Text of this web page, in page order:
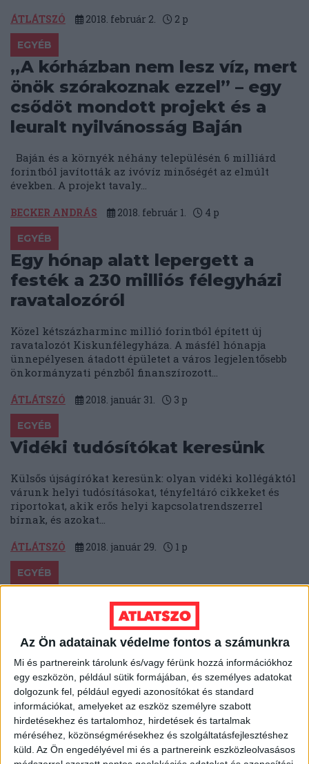
Az Ön adatainak védelme fontos a számunkra
Mi és partnereink tárolunk és/vagy férünk hozzá információkhoz
egy eszközön, például sütik formájában, és személyes adatokat
dolgozunk fel, például egyedi azonosítókat és standard
információkat, amelyeket az eszköz személyre szabott
hirdetésekhez és tartalomhoz, hirdetések és tartalmak
méréséhez, közönségmérésekhez és szolgáltatásfejlesztéshez
küld. Az Ön engedélyével mi és a partnereink eszközleolvasásos
ÁTLÁTSZÓ 2018. február 2. 2 p
EGYÉB
„A kórházban nem lesz víz, mert
önök szórakoznak ezzel” – egy
csődöt mondott projekt és a
leuralt nyilvánosság Baján
Baján és a környék néhány településén 6 milliárd
forintból javították az ivóvíz minőségét az elmúlt
években. A projekt tavaly...
BECKER ANDRÁS 2018. február 1. 4 p
EGYÉB
Egy hónap alatt lepergett a
festék a 230 milliós félegyházi
ravatalozóról
Közel kétszázharminc millió forintból épített új
ravatalozót Kiskunfélegyháza. A másfél hónapja
ünnepélyesen átadott épületet a város legjelentősebb
önkormányzati pénzből finanszírozott...
ÁTLÁTSZÓ 2018. január 31. 3 p
EGYÉB
Vidéki tudósítókat keresünk
Külsős újságírókat keresünk: olyan vidéki kollégáktól
várunk helyi tudósításokat, tényfeltáró cikkeket és
riportokat, akik erős helyi kapcsolatrendszerrel
bírnak, és azokat...
ÁTLÁTSZÓ 2018. január 29. 1 p
EGYÉB
szervezetek - az érdi
polgármester monológja a
"Soros-vitában"
Január 25-én zavarba ejtően sok mindent megtudott
Érd első emberéről a helyi közügyek iránt érdeklődő
polgár. T. Mészáros András polgármester...
BECKER ANDRÁS 2018. január 27. 5p